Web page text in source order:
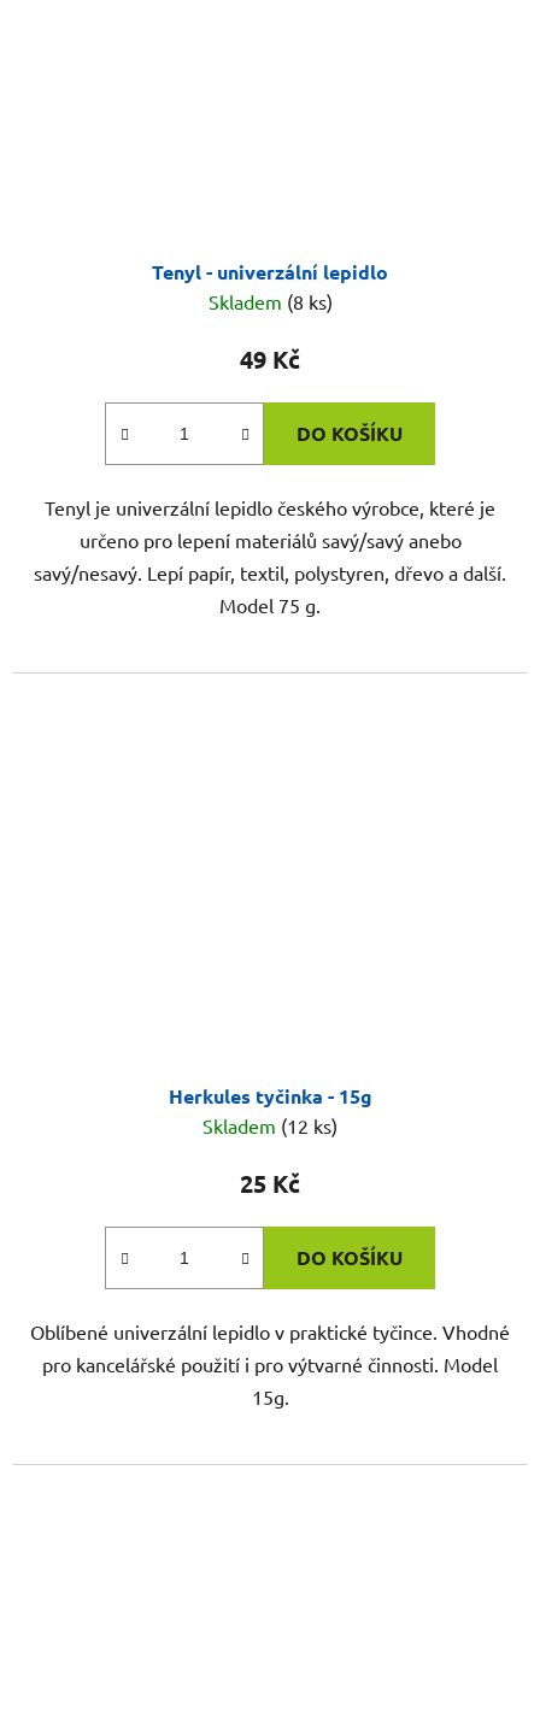
Tenyl - univerzální lepidlo
Skladem (8 ks)
49 Kč
DO KOŠÍKU
Tenyl je univerzální lepidlo českého výrobce, které je
určeno pro lepení materiálů savý/savý anebo
savý/nesavý. Lepí papír, textil, polystyren, dřevo a další.
Model 75 g.
Herkules tyčinka - 15g
Skladem (12 ks)
25 Kč
DO KOŠÍKU
Oblíbené univerzální lepidlo v praktické tyčince. Vhodné
pro kancelářské použití i pro výtvarné činnosti. Model
15g.